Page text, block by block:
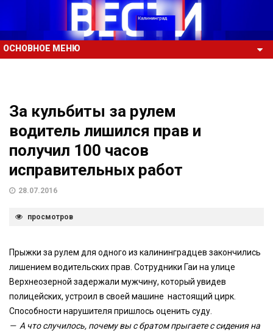
ОСНОВНОЕ МЕНЮ
За кульбиты за рулем
водитель лишился прав и
получил 100 часов
исправительных работ
28.07.2016
просмотров
Прыжки за рулем для одного из калининградцев закончились
лишением водительских прав. Сотрудники Гаи на улице
Верхнеозерной задержали мужчину, который увидев
полицейских, устроил в своей машине настоящий цирк.
Способности нарушителя пришлось оценить суду.
— А что случилось, почему вы с братом прыгаете с сидения на